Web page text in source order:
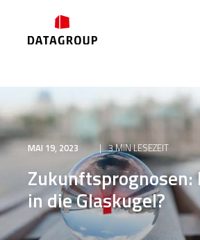
MAI 19, 2023 3 MIN LESEZEIT
Zukunftsprognosen:
in die Glaskugel?